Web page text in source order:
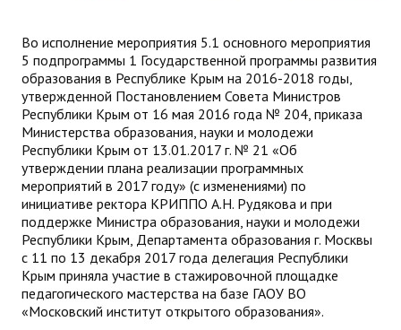
Во исполнение мероприятия 5.1 основного мероприятия
5 подпрограммы 1 Государственной программы развития
образования в Республике Крым на 2016-2018 годы,
утвержденной Постановлением Совета Министров
Республики Крым от 16 мая 2016 года № 204, приказа
Министерства образования, науки и молодежи
Республики Крым от 13.01.2017 г. № 21 «Об
утверждении плана реализации программных
мероприятий в 2017 году» (с изменениями) по
инициативе ректора КРИППО А.Н. Рудякова и при
поддержке Министра образования, науки и молодежи
Республики Крым, Департамента образования г. Москвы
с 11 по 13 декабря 2017 года делегация Республики
Крым приняла участие в стажировочной площадке
педагогического мастерства на базе ГАОУ ВО
«Московский институт открытого образования».